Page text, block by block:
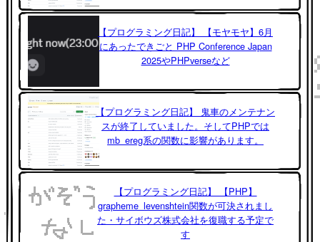
【プログラミング日記】 【モヤモヤ】6月
にあったできごと PHP Conference Japan
2025やPHPverseなど
【プログラミング日記】 鬼車のメンテナン
スが終了していました。そしてPHPでは
mb_ereg系の関数に影響があります。
【プログラミング日記】 【PHP】
grapheme_levenshtein関数が可決されまし
た・サイボウズ株式会社を復職する予定で
す